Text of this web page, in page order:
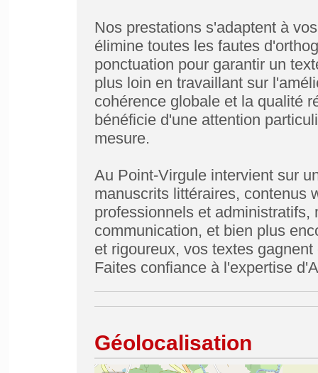
Nos prestations s'adaptent à
élimine toutes les fautes
ponctuation pour garantir un
plus loin en travaillant sur
cohérence globale et la qualité
bénéficie d'une attention
mesure.
Au Point-Virgule intervient sur
manuscrits littéraires, contenus
professionnels et
communication, et bien plus
et rigoureux, vos textes
Faites confiance à l'expertise
Géolocalisation